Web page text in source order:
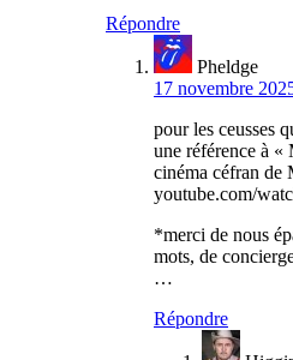
Répondre
Pheldge
17 novembre
pour les ceusses
une référence à «
cinéma céfran de
youtube.com/
*merci de nous
mots, de
…
Répondre